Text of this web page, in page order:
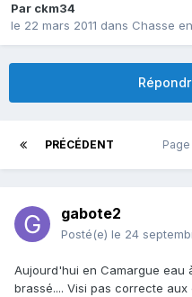
Par ckm34
le 22 mars 2011 dans Chasse
PRÉCÉDENT
gabote2
Posté(e) le 24
Aujourd'hui en Camargue eau
brassé.... Visi pas correcte aux